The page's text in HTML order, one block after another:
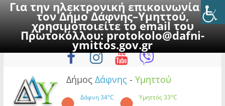
Για την ηλεκτρονική επικοινωνία με
τον Δήμο Δάφνης–Υμηττού,
χρησιμοποιείτε το email του
Πρωτοκόλλου:protokolo@dafni-
ymittos.gov.gr
to
Πέμπτη, 6 Αυγούστου 2026
Δήμος Δάφνης - Υμηττού
Δάφνη34°C Υμηττός33°C